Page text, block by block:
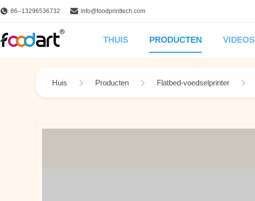
86--13296536732 info@foodprinttech.com
THUIS PRODUCTEN VIDEOS
Huis Producten Flatbed-voedselprinter